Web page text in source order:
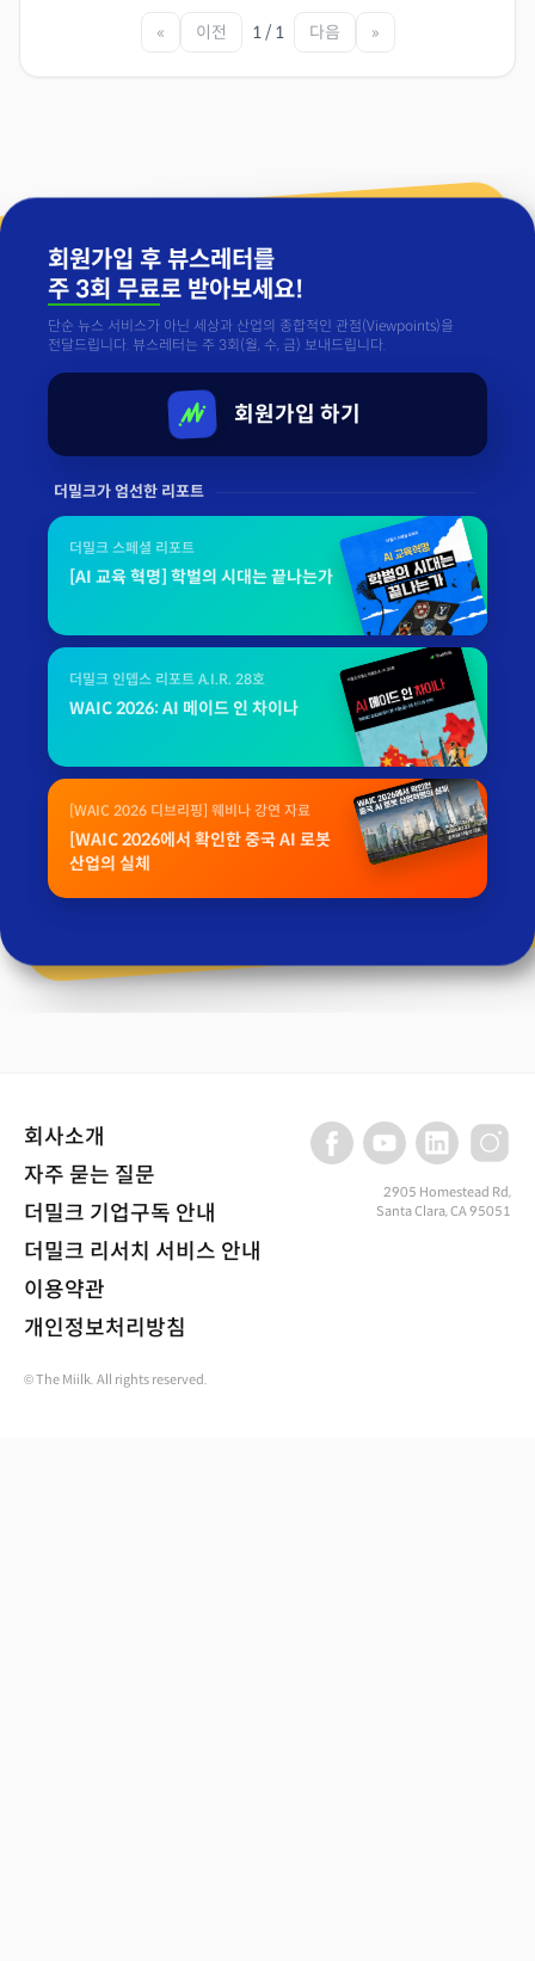
« 이전 1 / 1 다음 »
회원가입 후 뷰스레터를
주 3회 무료로 받아보세요!
단순 뉴스 서비스가 아닌 세상과 산업의 종합적인 관점(Viewpoints)을
전달드립니다. 뷰스레터는 주 3회(월, 수, 금) 보내드립니다.
회원가입 하기
더밀크가 엄선한 리포트
더밀크 스페셜 리포트
[AI 교육 혁명] 학벌의 시대는 끝나는가
더밀크 인뎁스 리포트 A.I.R. 28호
WAIC 2026: AI 메이드 인 차이나
[WAIC 2026 디브리핑] 웨비나 강연 자료
[WAIC 2026에서 확인한 중국 AI 로봇
산업의 실체
회사소개
자주 묻는 질문
더밀크 기업구독 안내
더밀크 리서치 서비스 안내
이용약관
개인정보처리방침
2905 Homestead Rd,
Santa Clara, CA 95051
© The Miilk. All rights reserved.